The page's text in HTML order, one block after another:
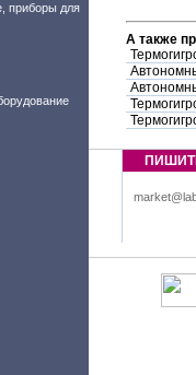
приборы для
А также